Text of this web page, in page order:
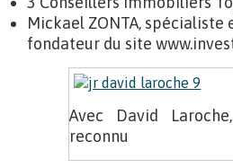
Mickael ZONTA,
fondateur du site
Avec David
reconnu